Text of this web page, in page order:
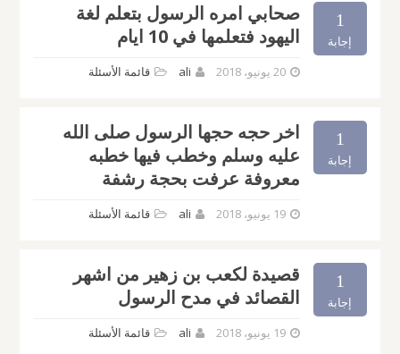
1
إجابة
صحابي امره الرسول بتعلم لغة
اليهود فتعلمها في 10 ايام
20 يونيو، 2018 ali قائمة الأسئلة
1
إجابة
اخر حجه حجها الرسول صلى الله
عليه وسلم وخطب فيها خطبه
معروفة عرفت بحجة رشفة
19 يونيو، 2018 ali قائمة الأسئلة
1
إجابة
قصيدة لكعب بن زهير من اشهر
القصائد في مدح الرسول
19 يونيو، 2018 ali قائمة الأسئلة